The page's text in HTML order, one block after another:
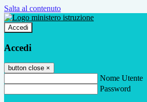
Salta al contenuto
Accedi
Accedi
button close ×
Nome Utente
Password